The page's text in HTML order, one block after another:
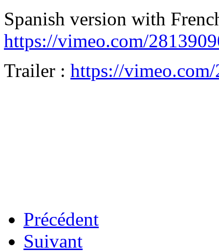
Spanish version with
https://vimeo.com/
Trailer : https://
Précédent
Suivant